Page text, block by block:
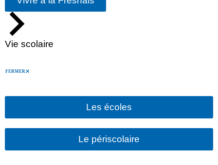
Vie scolaire
FERMER
Les écoles
Le périscolaire